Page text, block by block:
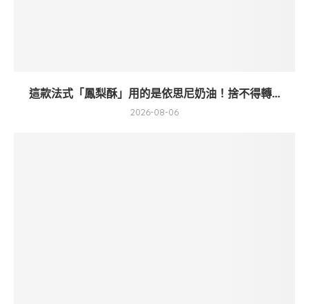
這款法式「鳳梨酥」用的是依思尼奶油！捨不得轉...
2026-08-06